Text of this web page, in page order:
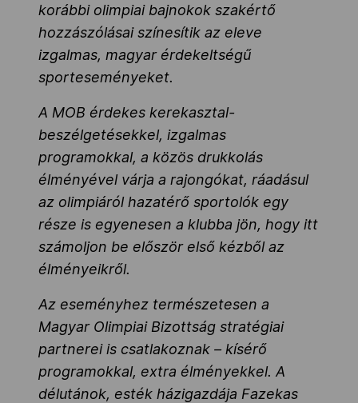
korábbi olimpiai bajnokok szakértő
hozzászólásai színesítik az eleve
izgalmas, magyar érdekeltségű
sporteseményeket.
A MOB érdekes kerekasztal-
beszélgetésekkel, izgalmas
programokkal, a közös drukkolás
élményével várja a rajongókat, ráadásul
az olimpiáról hazatérő sportolók egy
része is egyenesen a klubba jön, hogy itt
számoljon be először első kézből az
élményeikről.
Az eseményhez természetesen a
Magyar Olimpiai Bizottság stratégiai
partnerei is csatlakoznak – kísérő
programokkal, extra élményekkel. A
délutánok, esték házigazdája Fazekas